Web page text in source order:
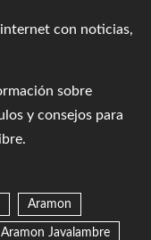
con noticias,
sobre
y consejos para
Aramon
Aramon Javalambre